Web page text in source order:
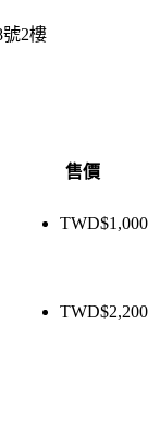
2樓
售價
TWD$1,000
TWD$2,200